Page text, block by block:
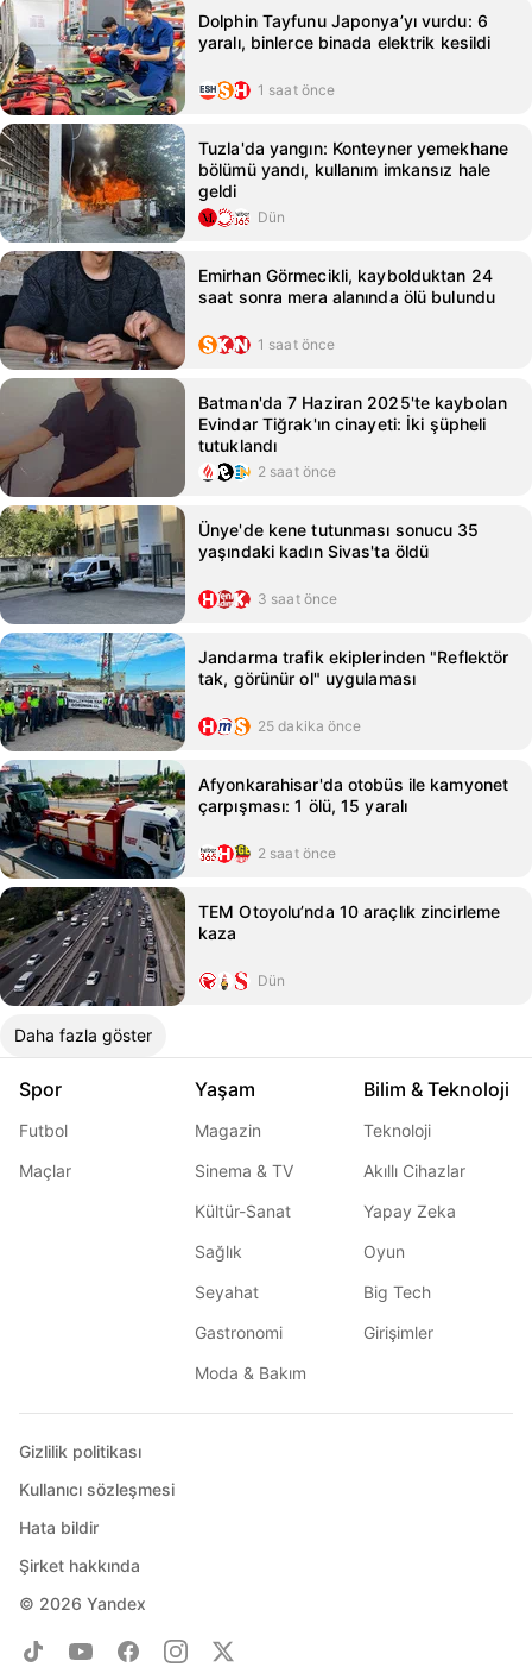
Dolphin Tayfunu Japonya’yı vurdu: 6
yaralı, binlerce binada elektrik kesildi
1 saat önce
Tuzla'da yangın: Konteyner yemekhane
bölümü yandı, kullanım imkansız hale
geldi
Dün
Emirhan Görmecikli, kaybolduktan 24
saat sonra mera alanında ölü bulundu
1 saat önce
Batman'da 7 Haziran 2025'te kaybolan
Evindar Tiğrak'ın cinayeti: İki şüpheli
tutuklandı
2 saat önce
Ünye'de kene tutunması sonucu 35
yaşındaki kadın Sivas'ta öldü
3 saat önce
Jandarma trafik ekiplerinden "Reflektör
tak, görünür ol" uygulaması
25 dakika önce
Afyonkarahisar'da otobüs ile kamyonet
çarpışması: 1 ölü, 15 yaralı
2 saat önce
TEM Otoyolu’nda 10 araçlık zincirleme
kaza
Dün
Daha fazla göster
Spor
Futbol
Maçlar
Yaşam
Magazin
Sinema & TV
Kültür-Sanat
Sağlık
Seyahat
Gastronomi
Moda & Bakım
Bilim & Teknoloji
Teknoloji
Akıllı Cihazlar
Yapay Zeka
Oyun
Big Tech
Girişimler
© 2026 Yandex
Gizlilik politikası
Kullanıcı sözleşmesi
Hata bildir
Şirket hakkında